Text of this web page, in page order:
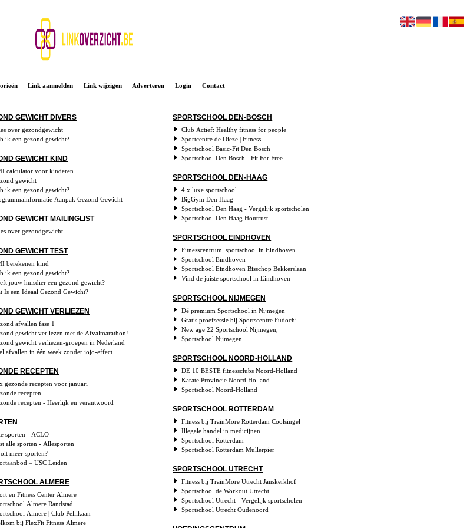
Link aanmelden Link wijzigen Adverteren Login Contact
GEWICHT DIVERS
over gezondgewicht
ik een gezond gewicht?
GEWICHT KIND
calculator voor kinderen
gewicht
ik een gezond gewicht?
Aanpak Gezond Gewicht
GEWICHT MAILINGLIST
over gezondgewicht
GEWICHT TEST
berekenen kind
ik een gezond gewicht?
jouw huisdier een gezond gewicht?
Is een Ideaal Gezond Gewicht?
GEWICHT VERLIEZEN
afvallen fase 1
gewicht verliezen met de Afvalmarathon!
gewicht verliezen-groepen in Nederland
afvallen in één week zonder jojo-effect
RECEPTEN
gezonde recepten voor januari
recepten
recepten - Heerlijk en verantwoord
sporten - ACLO
alle sporten - Allesporten
meer sporten?
– USC Leiden
ALMERE
en Fitness Center Almere
Almere Randstad
Almere | Club Pellikaan
bij FlexFit Fitness Almere
SPORTSCHOOL DEN-BOSCH
Club Actief: Healthy fitness for people
Sportcentre de Dieze | Fitness
Sportschool Basic-Fit Den Bosch
Sportschool Den Bosch - Fit For Free
SPORTSCHOOL DEN-HAAG
4 x luxe sportschool
BigGym Den Haag
Sportschool Den Haag - Vergelijk sportscholen
Sportschool Den Haag Houtrust
SPORTSCHOOL EINDHOVEN
Fitnesscentrum, sportschool in Eindhoven
Sportschool Eindhoven
Sportschool Eindhoven Bisschop Bekkerslaan
Vind de juiste sportschool in Eindhoven
SPORTSCHOOL NIJMEGEN
Dé premium Sportschool in Nijmegen
Gratis proefsessie bij Sportscentre Fudochi
New age 22 Sportschool Nijmegen,
Sportschool Nijmegen
SPORTSCHOOL NOORD-HOLLAND
DE 10 BESTE fitnessclubs Noord-Holland
Karate Provincie Noord Holland
Sportschool Noord-Holland
SPORTSCHOOL ROTTERDAM
Fitness bij TrainMore Rotterdam Coolsingel
Illegale handel in medicijnen
Sportschool Rotterdam
Sportschool Rotterdam Mullerpier
SPORTSCHOOL UTRECHT
Fitness bij TrainMore Utrecht Janskerkhof
Sportschool de Workout Utrecht
Sportschool Utrecht - Vergelijk sportscholen
Sportschool Utrecht Oudenoord